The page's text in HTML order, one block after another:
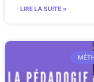
LIRE LA SUITE »